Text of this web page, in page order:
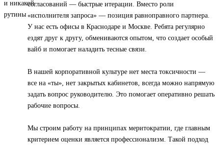
согласований — быстрые итерации. Вместо роли
«исполнителя запроса» — позиция равноправного партнера.
У нас есть офисы в Краснодаре и Москве. Ребята регулярно
ездят друг к другу, обмениваются опытом, что создает особый
вайб и помогает наладить тесные связи.
В нашей корпоративной культуре нет места токсичности —
все на «ты», нет закрытых кабинетов, всегда можно напрямую
задать вопрос руководителю. Это помогает оперативно решать
рабочие вопросы.
Мы строим работу на принципах меритократии, где главным
критерием оценки является профессионализм. Такой подход